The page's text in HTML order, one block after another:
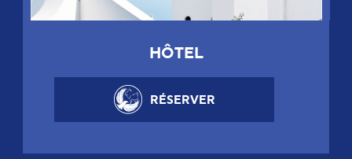
HÔTEL
RÉSERVER